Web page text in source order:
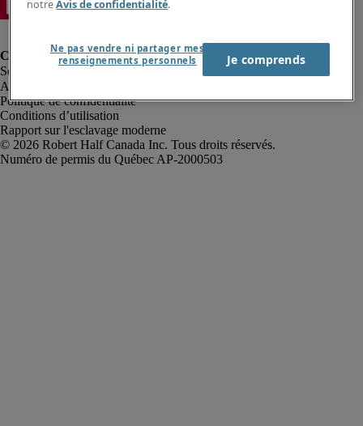
Alerte à la fraude
Politique de confidentialité
Conditions d’utilisation
Rapport sur l'esclavage moderne
Robert Half Canada Inc. Tous droits réservés.
notreAvis de confidentialité.
Ne pas vendre ni partager mes
renseignements personnels
Je comprends